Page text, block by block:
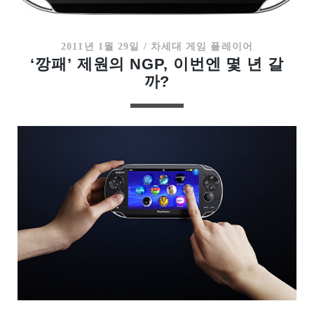
2011년 1월 29일 / 차세대 게임 플레이어
‘깡패’ 제원의 NGP, 이번엔 몇 년 갈
까?